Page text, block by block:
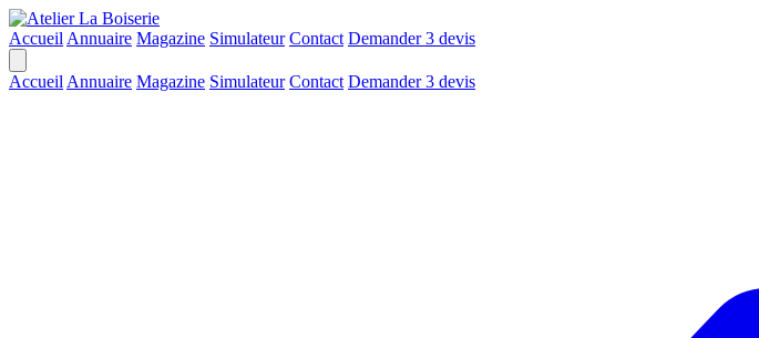
Accueil Annuaire Magazine Simulateur Contact Demander 3 devis
Accueil Annuaire Magazine Simulateur Contact Demander 3 devis